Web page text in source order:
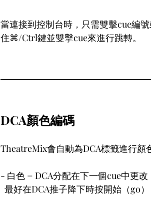
當連接到控制台時，只需雙擊cue編
住⌘/Ctrl鍵並雙擊cue來進行跳轉。
DCA顏色編碼
TheatreMix會自動為DCA標籤進行顏
- 白色 = DCA分配在下一個cue中更改
  最好在DCA推子降下時按開始（go）